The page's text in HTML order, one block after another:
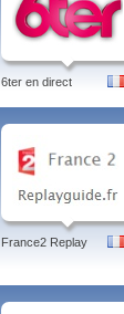
6ter en direct
France2 Replay